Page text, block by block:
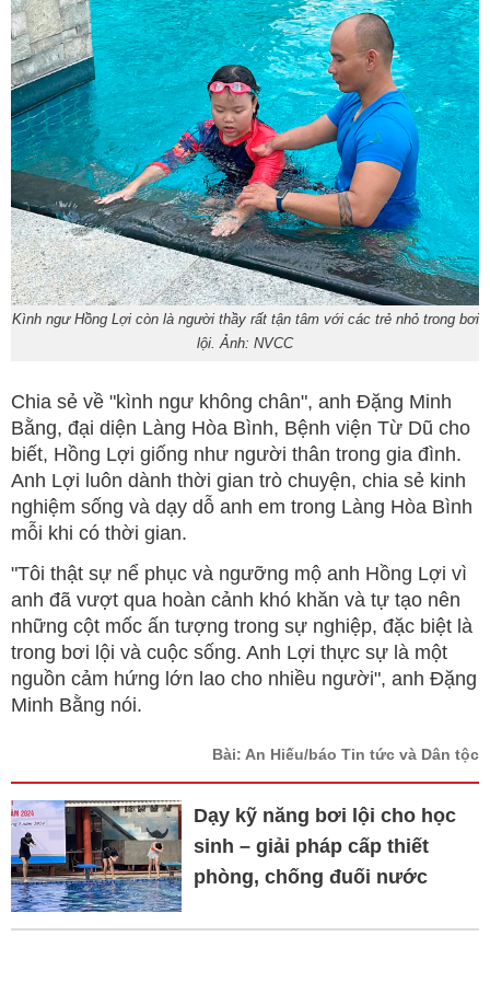
Kình ngư Hồng Lợi còn là người thầy rất tận tâm với các trẻ nhỏ trong bơi
lội. Ảnh: NVCC
Chia sẻ về "kình ngư không chân", anh Đặng Minh
Bằng, đại diện Làng Hòa Bình, Bệnh viện Từ Dũ cho
biết, Hồng Lợi giống như người thân trong gia đình.
Anh Lợi luôn dành thời gian trò chuyện, chia sẻ kinh
nghiệm sống và dạy dỗ anh em trong Làng Hòa Bình
mỗi khi có thời gian.
"Tôi thật sự nể phục và ngưỡng mộ anh Hồng Lợi vì
anh đã vượt qua hoàn cảnh khó khăn và tự tạo nên
những cột mốc ấn tượng trong sự nghiệp, đặc biệt là
trong bơi lội và cuộc sống. Anh Lợi thực sự là một
nguồn cảm hứng lớn lao cho nhiều người", anh Đặng
Minh Bằng nói.
Bài: An Hiếu/báo Tin tức và Dân tộc
Dạy kỹ năng bơi lội cho học
sinh – giải pháp cấp thiết
phòng, chống đuối nước